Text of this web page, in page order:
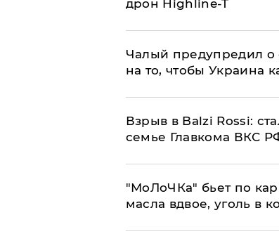
дрон Highline-T
Чалый предупредил
на то, чтобы Украина
Взрыв в Balzi Rossi:
семье Главкома ВКС
​"МоЛоЧКа" бьет по
масла вдвое, уголь в